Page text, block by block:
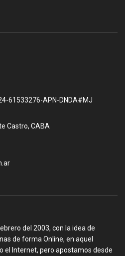
61533276-APN-DNDA#MJ
Castro, CABA
del 2003, con la idea de
de forma Online, en aquel
el Internet, pero apostamos desde